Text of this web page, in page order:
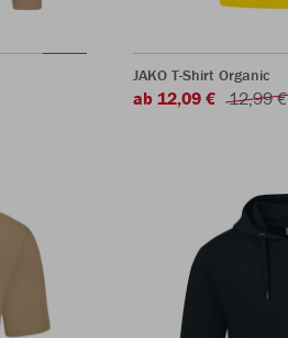
JAKO T-Shirt Organic
ab 12,09 € 12,99 €